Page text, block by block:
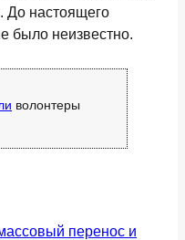
До настоящего
было неизвестно.
волонтеры
перенос и